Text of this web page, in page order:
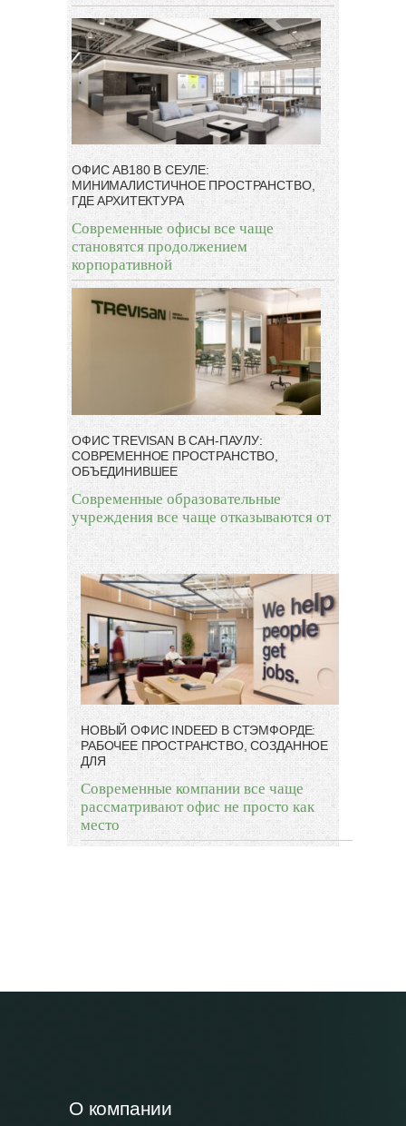
ОФИС AB180 В СЕУЛЕ:
МИНИМАЛИСТИЧНОЕ ПРОСТРАНСТВО,
ГДЕ АРХИТЕКТУРА
Современные офисы все чаще
становятся продолжением
корпоративной
ОФИС TREVISAN В САН-ПАУЛУ:
СОВРЕМЕННОЕ ПРОСТРАНСТВО,
ОБЪЕДИНИВШЕЕ
Современные образовательные
учреждения все чаще отказываются от
НОВЫЙ ОФИС INDEED В СТЭМФОРДЕ:
РАБОЧЕЕ ПРОСТРАНСТВО, СОЗДАННОЕ
ДЛЯ
Современные компании все чаще
рассматривают офис не просто как
место
О компании